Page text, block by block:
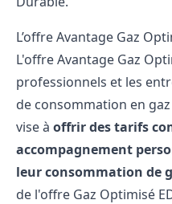
L’offre Avantage Gaz
L'offre Avantage Gaz
professionnels et les
de consommation en
vise à offrir des tarifs
accompagnement
leur consommation de
de l'offre Gaz Optimisé